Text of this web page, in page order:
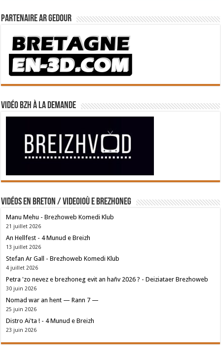
Partenaire Ar Gedour
Vidéo BZH à la demande
Vidéos en breton / Videoioù e brezhoneg
Manu Mehu - Brezhoweb Komedi Klub
21 juillet 2026
An Hellfest - 4 Munud e Breizh
13 juillet 2026
Stefan Ar Gall - Brezhoweb Komedi Klub
4 juillet 2026
Petra 'zo nevez e brezhoneg evit an hañv 2026 ? - Deiziataer Brezhoweb
30 juin 2026
Nomad war an hent — Rann 7 —
25 juin 2026
Distro Ai'ta ! - 4 Munud e Breizh
23 juin 2026